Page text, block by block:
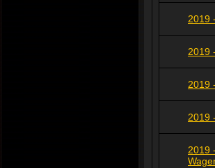
2019
2019
2019
2019
2019